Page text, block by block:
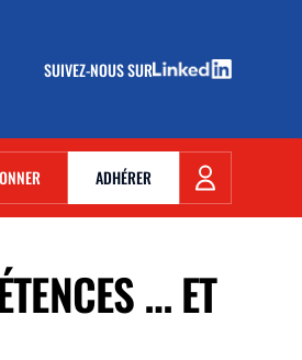
SUIVEZ-NOUS SUR
(NOUVELLE FENÊTRE)
(NOUVELLE FENÊTRE)
ADHÉRER
… ET